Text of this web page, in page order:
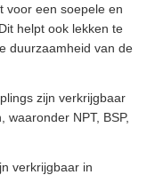
voor een soepele en
helpt ook lekken te
duurzaamheid van de
zijn verkrijgbaar
NPT, BSP,
verkrijgbaar in